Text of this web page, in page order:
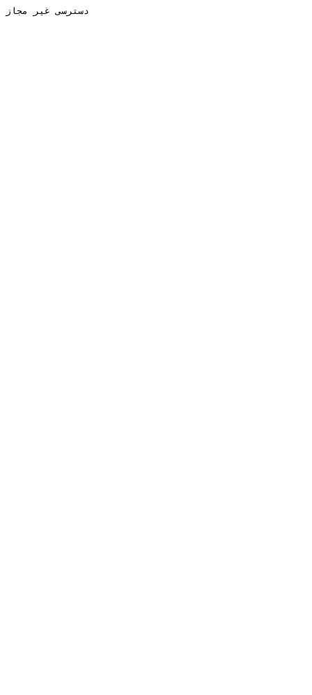
دسترسی غیر مجاز